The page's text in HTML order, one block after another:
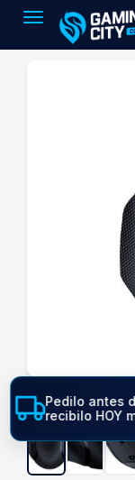
Toggle
Pedilo antes
recibilo HOY